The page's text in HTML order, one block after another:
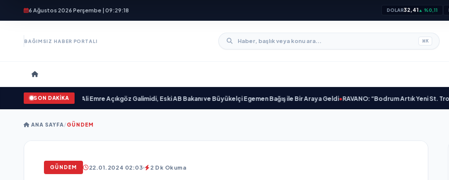
6 Ağustos 2026 Perşembe | 09:29:19 DOLAR32,41▲ %0,11
BAĞIMSIZ HABER PORTALI ⌘K
SON DAKİKA
“ yayımlandı•Ali Emre Açıkgöz Galimidi, Eski AB Bakanı ve Büyükelçi Egemen Bağış ile Bir Araya Geldi•RAVANO: “Bodrum Artık Yeni St. Tropez
ANA SAYFA/GÜNDEM
GÜNDEM 22.01.2024 02:03 2 Dk Okuma